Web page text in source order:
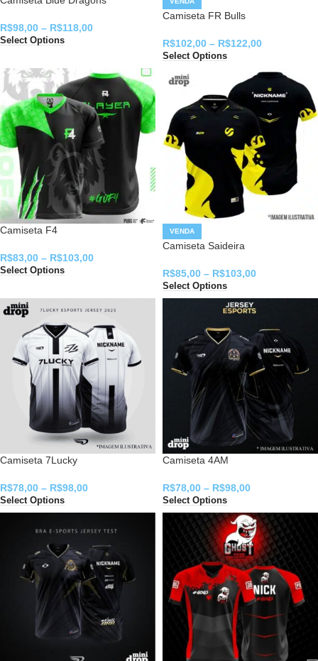
R$98,00 – R$118,00
Select Options
Camiseta FR Bulls
R$102,00 – R$122,00
Select Options
Camiseta F4
R$83,00 – R$103,00
Select Options
VENDA
Camiseta Saideira
R$85,00 – R$103,00
Select Options
Camiseta 7Lucky
R$78,00 – R$98,00
Select Options
Camiseta 4AM
R$78,00 – R$98,00
Select Options